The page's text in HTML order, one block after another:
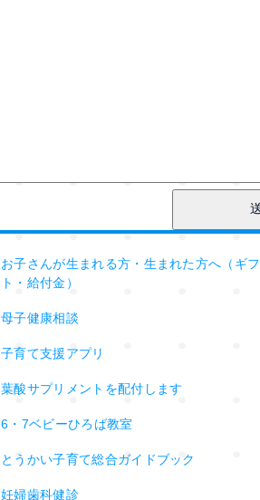
お子さんが生まれる方・生まれた方へ（ギフ
ト・給付金）
母子健康相談
子育て支援アプリ
葉酸サプリメントを配付します
6・7ベビーひろば教室
とうかい子育て総合ガイドブック
妊婦歯科健診